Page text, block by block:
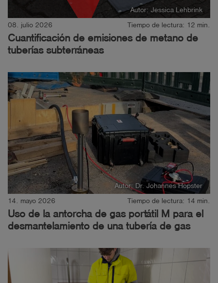
Autor: Jessica Lehbrink
08. julio 2026 Tiempo de lectura: 12 min.
Cuantificación de emisiones de metano de
tuberías subterráneas
Autor: Dr. Johannes Hopster
14. mayo 2026 Tiempo de lectura: 14 min.
Uso de la antorcha de gas portátil M para el
desmantelamiento de una tubería de gas